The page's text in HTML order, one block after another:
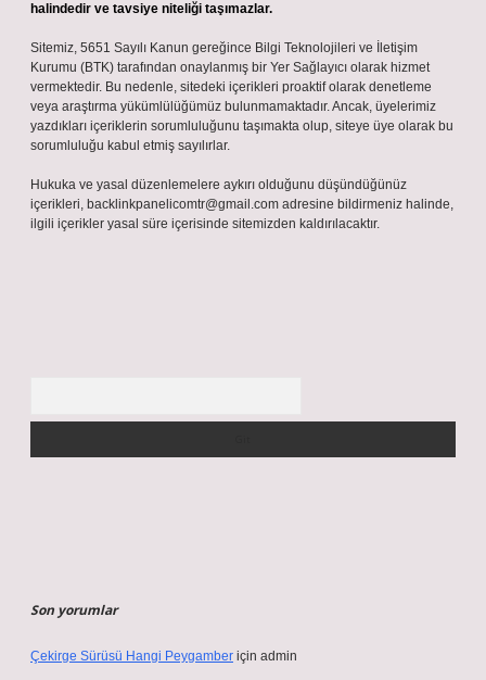
halindedir ve tavsiye niteliği taşımazlar.
Sitemiz, 5651 Sayılı Kanun gereğince Bilgi Teknolojileri ve İletişim
Kurumu (BTK) tarafından onaylanmış bir Yer Sağlayıcı olarak hizmet
vermektedir. Bu nedenle, sitedeki içerikleri proaktif olarak denetleme
veya araştırma yükümlülüğümüz bulunmamaktadır. Ancak, üyelerimiz
yazdıkları içeriklerin sorumluluğunu taşımakta olup, siteye üye olarak bu
sorumluluğu kabul etmiş sayılırlar.
Hukuka ve yasal düzenlemelere aykırı olduğunu düşündüğünüz
içerikleri, backlinkpanelicomtr@gmail.com adresine bildirmeniz halinde,
ilgili içerikler yasal süre içerisinde sitemizden kaldırılacaktır.
Son yorumlar
Çekirge Sürüsü Hangi Peygamber için admin